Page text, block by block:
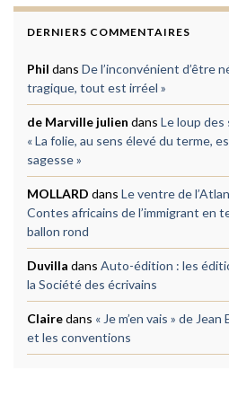
DERNIERS COMMENTAIRES
Phil dans De l’inconvénient d’être
tragique, tout est irréel »
de Marville julien dans Le loup des
« La folie, au sens élevé du terme,
sagesse »
MOLLARD dans Le ventre de
Contes africains de l’immigrant en
ballon rond
Duvilla dans Auto-édition : les
la Société des écrivains
Clairedans « Je m’en vais » de
et les conventions